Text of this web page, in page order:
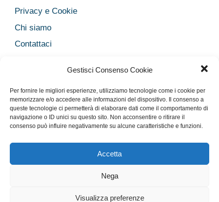
Gestisci Consenso Cookie
Per fornire le migliori esperienze, utilizziamo tecnologie come i cookie per
memorizzare e/o accedere alle informazioni del dispositivo. Il consenso a
queste tecnologie ci permetterà di elaborare dati come il comportamento di
navigazione o ID unici su questo sito. Non acconsentire o ritirare il
consenso può influire negativamente su alcune caratteristiche e funzioni.
Accetta
Nega
Visualizza preferenze
Privacy e Cookie
Chi siamo
Contattaci
Cookie Policy
Disclaimer medico
Disconoscimento
Imprint
Rimani Aggiornato con la nostra newsletter!
Privacy e Cookie
Chi siamo Contattaci